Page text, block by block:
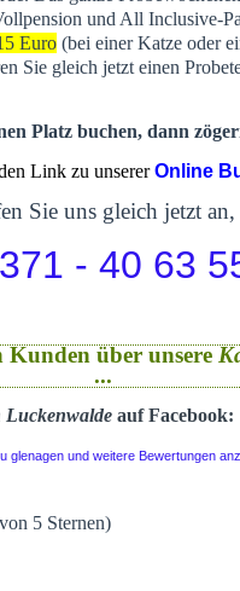
und All Inclusive-
Euro(bei einer Katze oder
Sie gleich jetzt einen
Platz buchen, dann
Link zu unsererOnline
Sie uns gleich jetzt an,
- 40 63
Kunden über unsere
...
Luckenwalde auf Facebook:
glenagen und weitere Bewertungen
5 Sternen)